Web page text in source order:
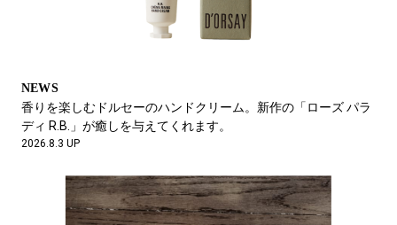
NEWS
香りを楽しむドルセーのハンドクリーム。新作の「ローズ パラ
ディ R.B.」が癒しを与えてくれます。
2026.8.3 UP